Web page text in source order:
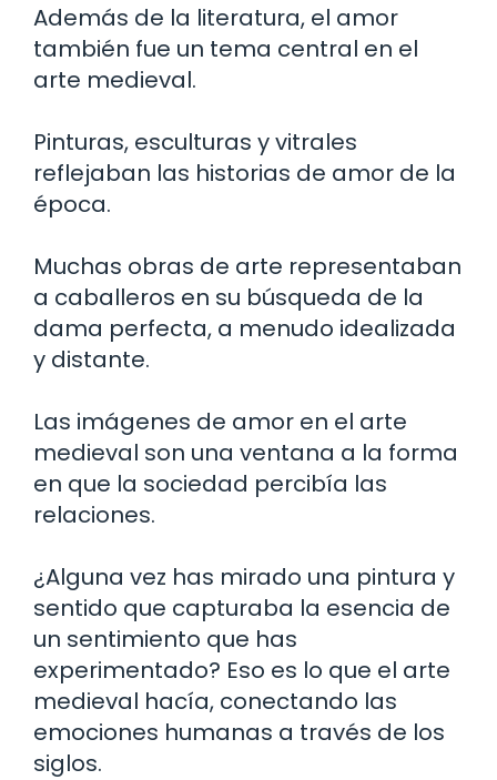
Además de la literatura, el amor
también fue un tema central en el
arte medieval.
Pinturas, esculturas y vitrales
reflejaban las historias de amor de la
época.
Muchas obras de arte representaban
a caballeros en su búsqueda de la
dama perfecta, a menudo idealizada
y distante.
Las imágenes de amor en el arte
medieval son una ventana a la forma
en que la sociedad percibía las
relaciones.
¿Alguna vez has mirado una pintura y
sentido que capturaba la esencia de
un sentimiento que has
experimentado? Eso es lo que el arte
medieval hacía, conectando las
emociones humanas a través de los
siglos.